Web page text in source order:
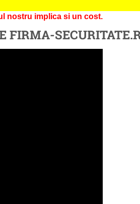
nostru implica si un cost.
FIRMA-